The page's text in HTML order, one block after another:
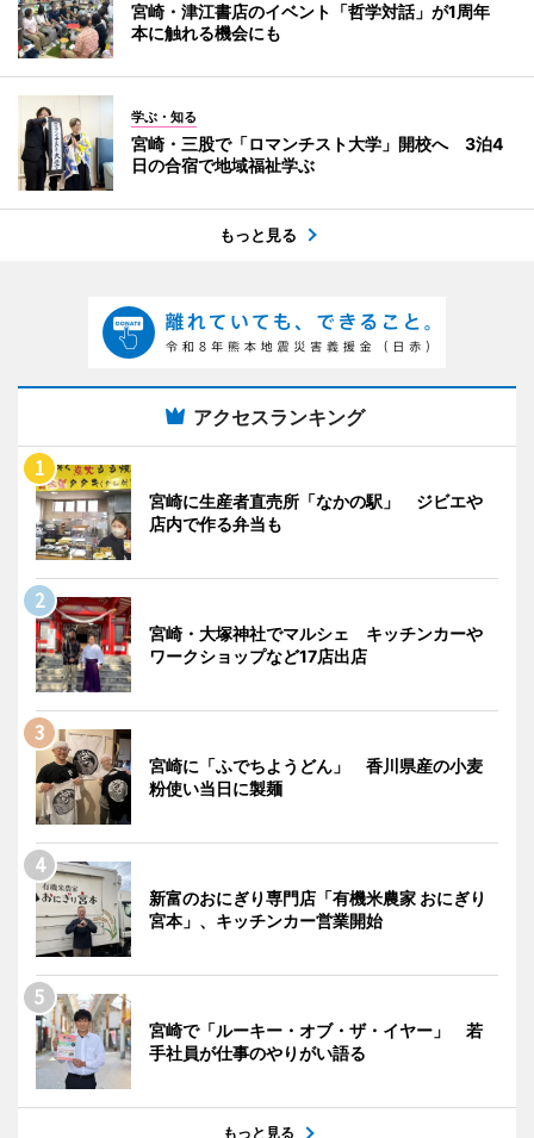
宮崎・津江書店のイベント「哲学対話」が1周年
本に触れる機会にも
学ぶ・知る
宮崎・三股で「ロマンチスト大学」開校へ 3泊4
日の合宿で地域福祉学ぶ
もっと見る
アクセスランキング
宮崎に生産者直売所「なかの駅」 ジビエや
店内で作る弁当も
宮崎・大塚神社でマルシェ キッチンカーや
ワークショップなど17店出店
宮崎に「ふでちようどん」 香川県産の小麦
粉使い当日に製麺
新富のおにぎり専門店「有機米農家 おにぎり
宮本」、キッチンカー営業開始
宮崎で「ルーキー・オブ・ザ・イヤー」 若
手社員が仕事のやりがい語る
もっと見る